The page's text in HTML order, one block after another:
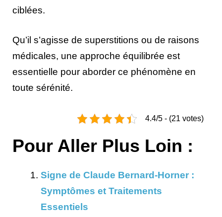
ciblées.
Qu’il s’agisse de superstitions ou de raisons
médicales, une approche équilibrée est
essentielle pour aborder ce phénomène en
toute sérénité.
4.4/5 - (21 votes)
Pour Aller Plus Loin :
Signe de Claude Bernard-Horner :
Symptômes et Traitements
Essentiels